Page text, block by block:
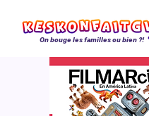
On bouge les familles ou bien ?!